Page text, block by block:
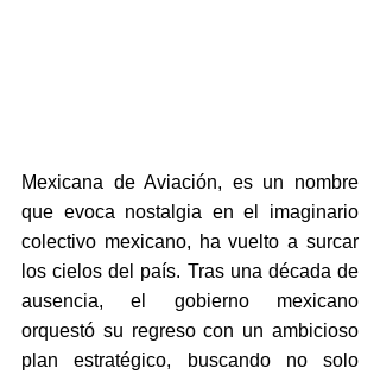
Mexicana de Aviación, es un nombre
que evoca nostalgia en el imaginario
colectivo mexicano, ha vuelto a surcar
los cielos del país. Tras una década de
ausencia, el gobierno mexicano
orquestó su regreso con un ambicioso
plan estratégico, buscando no solo